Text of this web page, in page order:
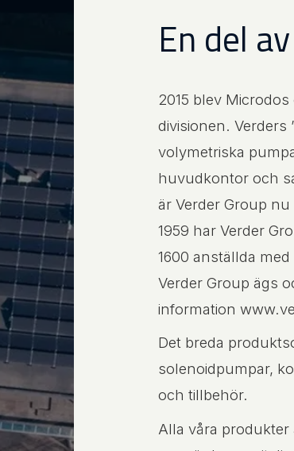
En del
2015 blev Microdos
divisionen. Verders
volymetriska
huvudkontor och
är Verder Group
1959 har Verder
1600 anställda
Verder Group ägs
information
Det breda
solenoidpumpar,
och tillbehör.
Alla våra